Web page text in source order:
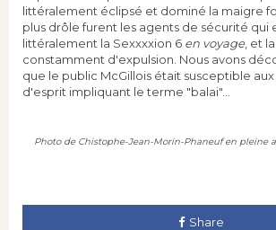
littéralement éclipsé et dominé la maigre
plus drôle furent les agents de sécurité qui
littéralement la Sexxxxion 6 en voyage, et
constamment d'expulsion. Nous avons
que le public McGillois était susceptible
d'esprit impliquant le terme "balai"...
Photo de Chistophe-Jean-Morin-Phaneuf en pleine
Share